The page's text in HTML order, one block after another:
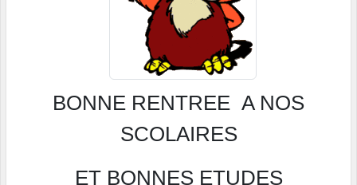
BONNE RENTREE A NOS
SCOLAIRES
ET BONNES ETUDES